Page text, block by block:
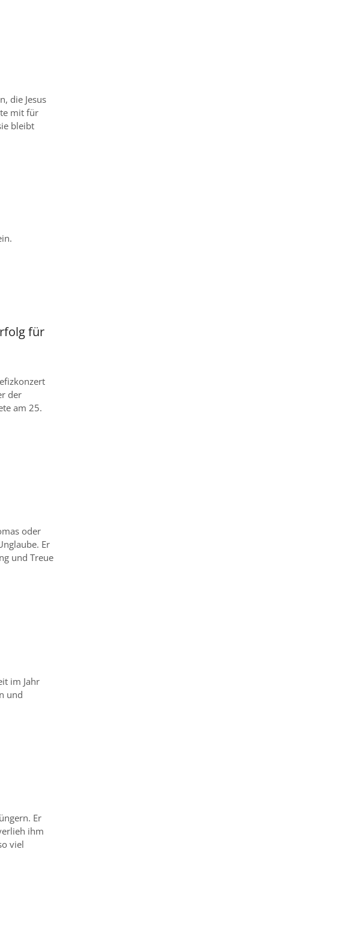
die Jesus
mit für
bleibt
für
der
am 25.
oder
Er
und Treue
im Jahr
und
Er
ihm
viel